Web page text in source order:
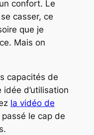
confort. Le
casser, ce
que je
Mais on
capacités de
idée d’utilisation
la vidéo de
le cap de